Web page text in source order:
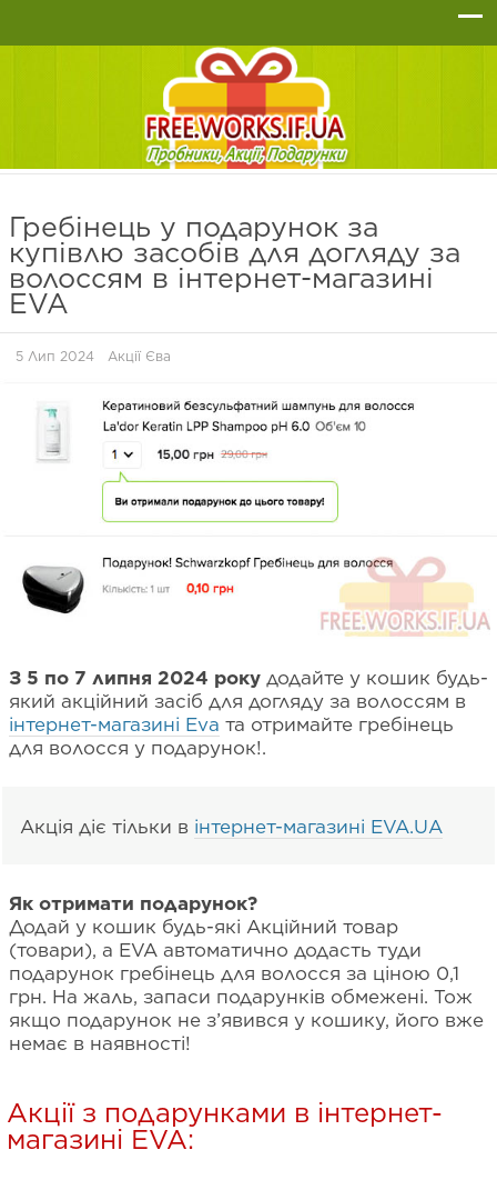
Гребінець у подарунок за
купівлю засобів для догляду за
волоссям в інтернет-магазині
EVA
5 Лип 2024 Акції Єва
З 5 по 7 липня 2024 року додайте у кошик будь-
який акційний засіб для догляду за волоссям в
інтернет-магазині Eva та отримайте гребінець
для волосся у подарунок!.
Акція діє тільки в інтернет-магазині EVA.UA
Як отримати подарунок?
Додай у кошик будь-які Акційний товар
(товари), а EVA автоматично додасть туди
подарунок гребінець для волосся за ціною 0,1
грн. На жаль, запаси подарунків обмежені. Тож
якщо подарунок не з’явився у кошику, його вже
немає в наявності!
Акції з подарунками в інтернет-
магазині EVA: